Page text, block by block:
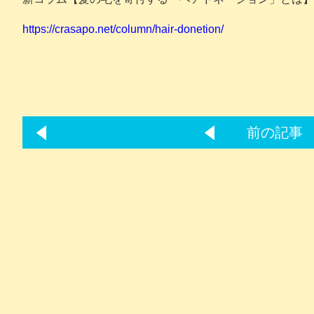
https://crasapo.net/column/hair-donetion/
前の記事